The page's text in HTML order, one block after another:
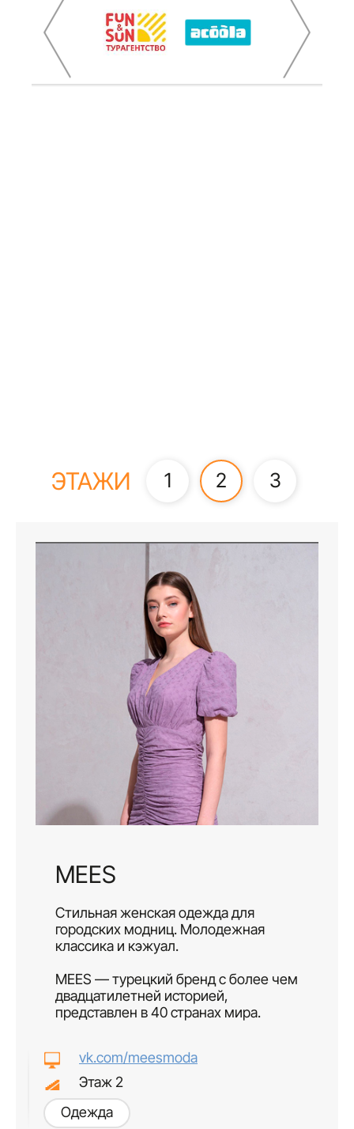
ЭТАЖИ 1 2 3
MEES
Стильная женская одежда для
городских модниц. Молодежная
классика и кэжуал.
MEES — турецкий бренд с более чем
двадцатилетней историей,
представлен в 40 странах мира.
vk.com/meesmoda
Этаж 2
Одежда